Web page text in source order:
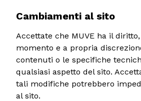
Cambiamenti al sito
Accettate che MUVE ha il
momento e a propria
contenuti o le specifiche
qualsiasi aspetto del sito.
tali modifiche potrebbero
al sito.